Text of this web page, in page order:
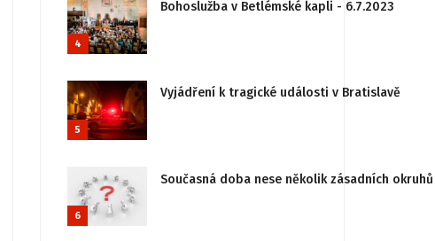
4
Bohoslužba v Betlémské kapli - 6.7.2023
5
Vyjádření k tragické události v Bratislavě
6
Současná doba nese několik zásadních